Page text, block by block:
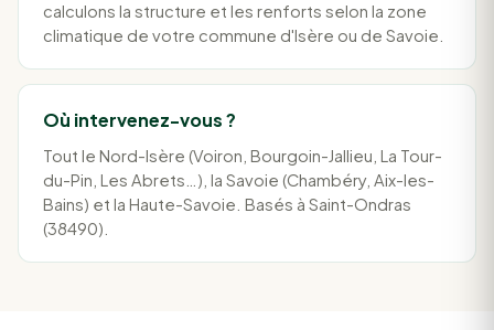
calculons la structure et les renforts selon la zone
climatique de votre commune d'Isère ou de Savoie.
Où intervenez-vous ?
Tout le Nord-Isère (Voiron, Bourgoin-Jallieu, La Tour-
du-Pin, Les Abrets…), la Savoie (Chambéry, Aix-les-
Bains) et la Haute-Savoie. Basés à Saint-Ondras
(38490).